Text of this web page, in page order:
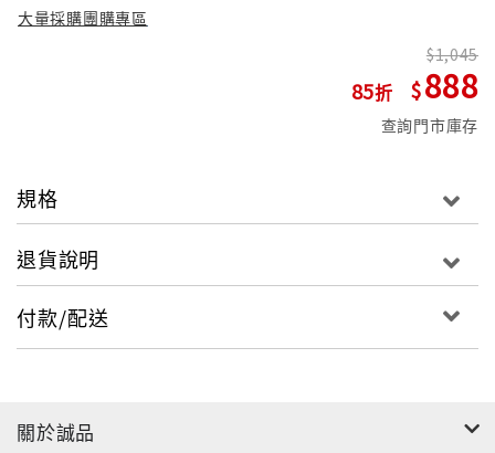
大量採購團購專區
85
1,045
888
查詢門市庫存
規格
退貨說明
付款/配送
關於誠品